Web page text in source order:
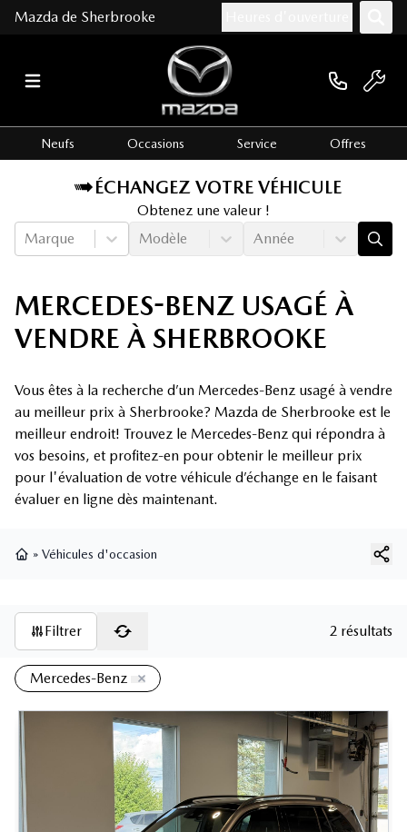
Mazda de Sherbrooke
Neufs Occasions Service Offres
ÉCHANGEZ VOTRE VÉHICULE
Obtenez une valeur !
Marque
Modèle Année
MERCEDES-BENZ USAGÉ À
VENDRE À SHERBROOKE
Vous êtes à la recherche d’un Mercedes-Benz usagé à vendre
au meilleur prix à Sherbrooke? Mazda de Sherbrooke est le
meilleur endroit! Trouvez le Mercedes-Benz qui répondra à
vos besoins, et profitez-en pour obtenir le meilleur prix
pour l'évaluation de votre véhicule d’échange en le faisant
évaluer en ligne dès maintenant.
» Véhicules d'occasion
Filtrer 2 résultats
Mercedes-Benz